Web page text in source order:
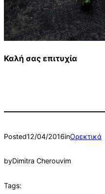
Καλή σας επιτυχία
Posted12/04/2016inΟρεκτικά
byDimitra Cherouvim
Tags: